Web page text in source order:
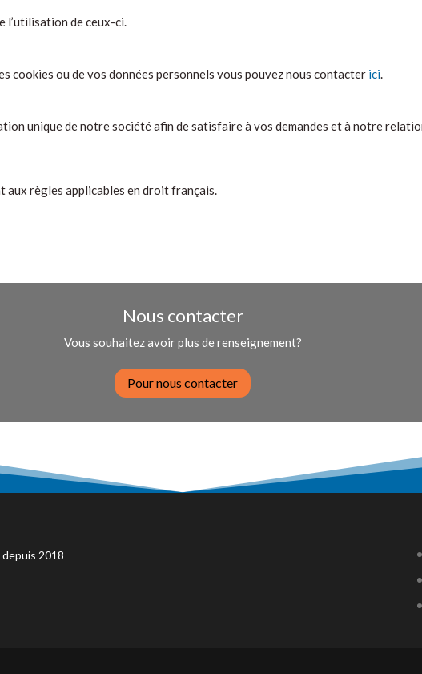
l’utilisation de ceux-ci.
cookies ou de vos données personnels vous pouvez nous contacter ici.
unique de notre société afin de satisfaire à vos demandes et à notre
aux règles applicables en droit français.
Nous contacter
Vous souhaitez avoir plus de renseignement?
Pour nous contacter
2018